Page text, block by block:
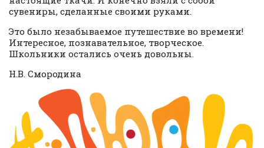
сувениры, сделанные своими руками.
Это было незабываемое путешествие во времени!
Интересное, познавательное, творческое.
Школьники остались очень довольны.
Н.В. Смородина